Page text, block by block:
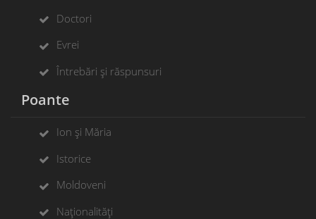
Doctori
Evrei
Întrebări și răspunsuri
Poante
Ion și Măria
Istorice
Moldoveni
Naționalități